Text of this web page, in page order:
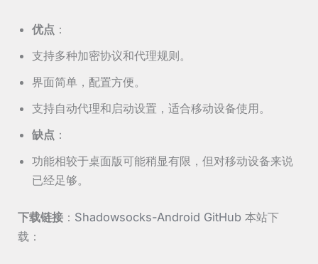
优点 ：
支持多种加密协议和代理规则。
界面简单，配置方便。
支持自动代理和启动设置，适合移动设备使用。
缺点 ：
功能相较于桌面版可能稍显有限，但对移动设备来说
已经足够。
下载链接 ： Shadowsocks-Android GitHub 本站下
载：